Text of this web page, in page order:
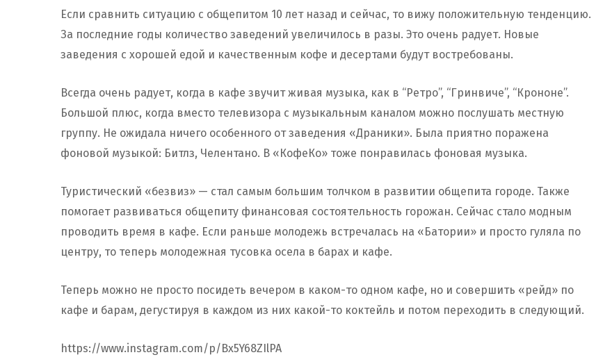
Если сравнить ситуацию с общепитом 10 лет назад и сейчас, то вижу положительную тенденцию.
За последние годы количество заведений увеличилось в разы. Это очень радует. Новые
заведения с хорошей едой и качественным кофе и десертами будут востребованы.
Всегда очень радует, когда в кафе звучит живая музыка, как в “Ретро”, “Гринвиче”, “Крононе”.
Большой плюс, когда вместо телевизора с музыкальным каналом можно послушать местную
группу. Не ожидала ничего особенного от заведения «Драники». Была приятно поражена
фоновой музыкой: Битлз, Челентано. В «КофеКо» тоже понравилась фоновая музыка.
Туристический «безвиз» — стал самым большим толчком в развитии общепита городе. Также
помогает развиваться общепиту финансовая состоятельность горожан. Сейчас стало модным
проводить время в кафе. Если раньше молодежь встречалась на «Батории» и просто гуляла по
центру, то теперь молодежная тусовка осела в барах и кафе.
Теперь можно не просто посидеть вечером в каком-то одном кафе, но и совершить «рейд» по
кафе и барам, дегустируя в каждом из них какой-то коктейль и потом переходить в следующий.
https://www.instagram.com/p/Bx5Y68ZIlPA